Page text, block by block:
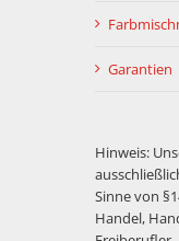
Garantien
Hinweis:
Sinne von
Handel,